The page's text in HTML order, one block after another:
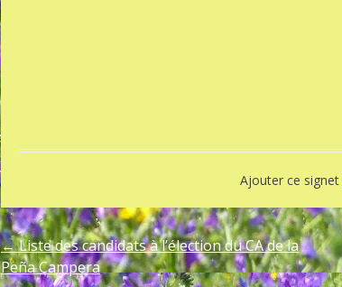
Ajouter ce signet
←Liste des candidats à l’élection du CA de la
Peña Campera